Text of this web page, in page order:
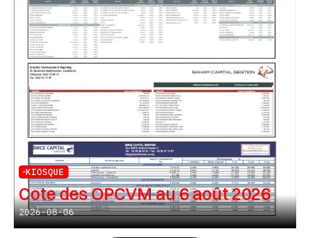
KIOSQUE
Cote des OPCVM au 6 août 2026
2026-08-06